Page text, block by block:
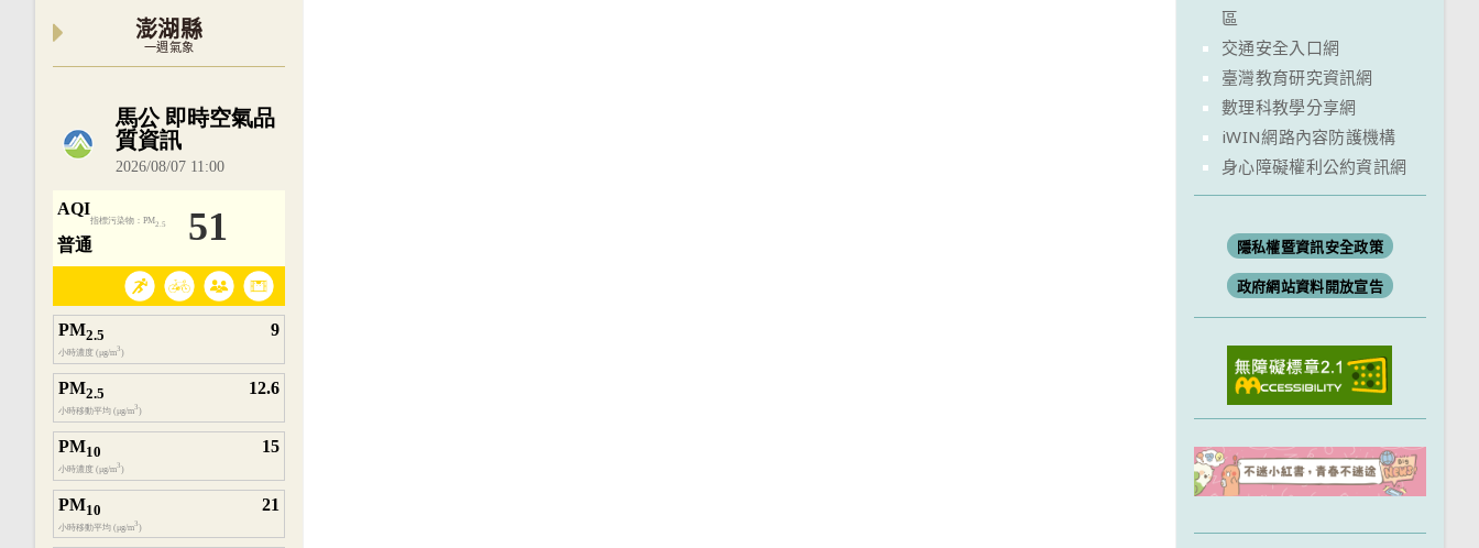
澎湖縣
一週氣象
內嵌空氣品質小工具為視覺預覽，完整即時空氣品質資料請開啟
區
交通安全入口網
臺灣教育研究資訊網
數理科教學分享網
iWIN網路內容防護機構
身心障礙權利公約資訊網
隱私權暨資訊安全政策
政府網站資料開放宣告